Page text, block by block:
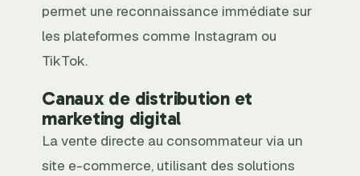
permet une reconnaissance immédiate sur
les plateformes comme Instagram ou
TikTok.
Canaux de distribution et
marketing digital
La vente directe au consommateur via un
site e-commerce, utilisant des solutions